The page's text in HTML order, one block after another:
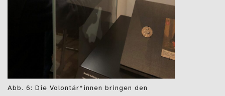
Abb. 6: Die Volontär*innen bringen den